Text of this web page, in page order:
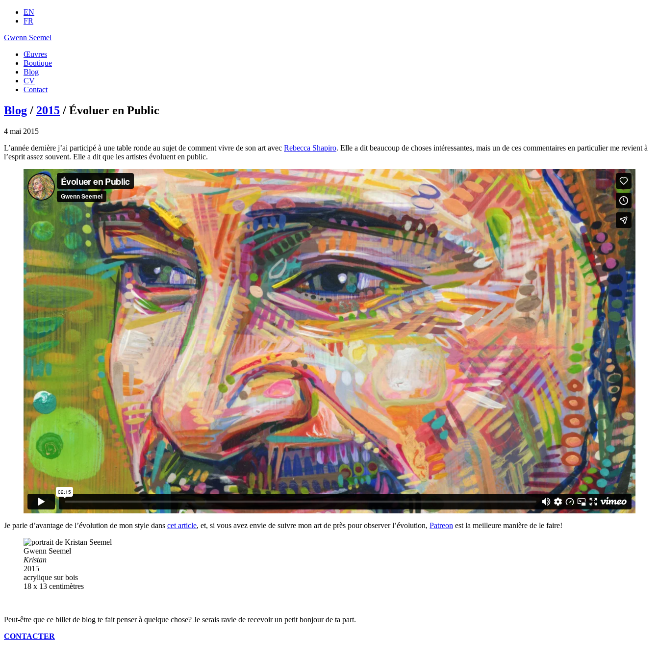
EN
FR
Gwenn Seemel
Œuvres
Boutique
Blog
CV
Contact
Blog / 2015 / Évoluer en Public
4 mai 2015
L’année dernière j’ai participé à une table ronde au sujet de comment vivre de son art avec Rebecca Shapiro. Elle a dit beaucoup de choses intéressantes, mais un de ces commentaires en particulier me revient à
l’esprit assez souvent. Elle a dit que les artistes évoluent en public.
Je parle d’avantage de l’évolution de mon style dans cet article, et, si vous avez envie de suivre mon art de près pour observer l’évolution, Patreon est la meilleure manière de le faire!
Gwenn Seemel
Kristan
2015
acrylique sur bois
18 x 13 centimètres
Peut-être que ce billet de blog te fait penser à quelque chose? Je serais ravie de recevoir un petit bonjour de ta part.
CONTACTER